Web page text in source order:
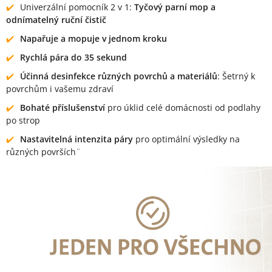
Univerzální pomocník 2 v 1: Tyčový parní mop a
odnímatelný ruční čistič
Napařuje a mopuje v jednom kroku
Rychlá pára do 35 sekund
Účinná desinfekce různých povrchů a materiálů: Šetrný k
povrchům i vašemu zdraví
Bohaté příslušenství pro úklid celé domácnosti od podlahy
po strop
Nastavitelná intenzita páry pro optimální výsledky na
různých površích¨